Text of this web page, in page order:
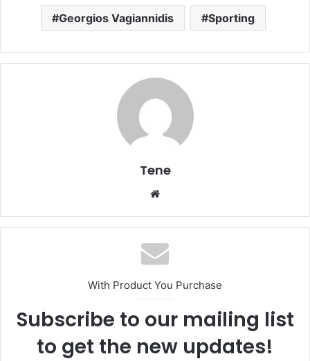
Georgios Vagiannidis Sporting
Tene
Website
With Product You Purchase
Subscribe to our mailing list
to get the new updates!